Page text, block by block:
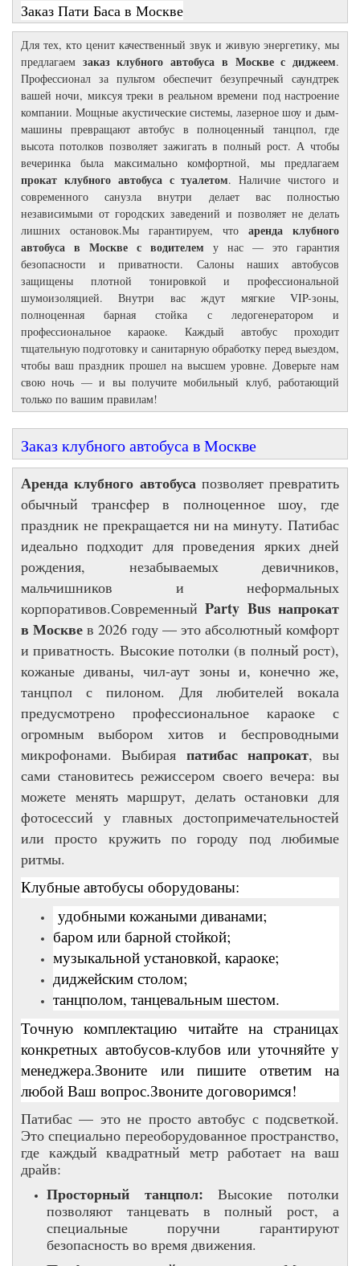
Заказ Пати Баса в Москве
Для тех, кто ценит качественный звук и живую энергетику, мы
предлагаем заказ клубного автобуса в Москве с диджеем.
Профессионал за пультом обеспечит безупречный саундтрек
вашей ночи, миксуя треки в реальном времени под настроение
компании. Мощные акустические системы, лазерное шоу и дым-
машины превращают автобус в полноценный танцпол, где
высота потолков позволяет зажигать в полный рост. А чтобы
вечеринка была максимально комфортной, мы предлагаем
прокат клубного автобуса с туалетом. Наличие чистого и
современного санузла внутри делает вас полностью
независимыми от городских заведений и позволяет не делать
лишних остановок.Мы гарантируем, что аренда клубного
автобуса в Москве с водителем у нас — это гарантия
безопасности и приватности. Салоны наших автобусов
защищены плотной тонировкой и профессиональной
шумоизоляцией. Внутри вас ждут мягкие VIP-зоны,
полноценная барная стойка с ледогенератором и
профессиональное караоке. Каждый автобус проходит
тщательную подготовку и санитарную обработку перед выездом,
чтобы ваш праздник прошел на высшем уровне. Доверьте нам
свою ночь — и вы получите мобильный клуб, работающий
только по вашим правилам!
Заказ клубного автобуса в Москве
Аренда клубного автобусапозволяет превратить
обычный трансфер в полноценное шоу, где
праздник не прекращается ни на минуту. Патибас
идеально подходит для проведения ярких дней
рождения, незабываемых девичников,
мальчишников и неформальных
корпоративов.СовременныйParty Bus напрокат
в Москве в 2026 году — это абсолютный комфорт
и приватность. Высокие потолки (в полный рост),
кожаные диваны, чил-аут зоны и, конечно же,
танцпол с пилоном. Для любителей вокала
предусмотрено профессиональное караоке с
огромным выбором хитов и беспроводными
микрофонами. Выбирая патибас напрокат, вы
сами становитесь режиссером своего вечера: вы
можете менять маршрут, делать остановки для
фотосессий у главных достопримечательностей
или просто кружить по городу под любимые
ритмы.
Клубные автобусы оборудованы:
удобными кожаными диванами;
баром или барной стойкой;
музыкальной установкой, караоке;
диджейским столом;
танцполом, танцевальным шестом.
Точную комплектацию читайте на страницах
конкретных автобусов-клубов или уточняйте у
менеджера.Звоните или пишите ответим на
любой Ваш вопрос.Звоните договоримся!
Патибас — это не просто автобус с подсветкой.
Это специально переоборудованное пространство,
где каждый квадратный метр работает на ваш
драйв:
Просторный танцпол: Высокие потолки
позволяют танцевать в полный рост, а
специальные поручни гарантируют
безопасность во время движения.